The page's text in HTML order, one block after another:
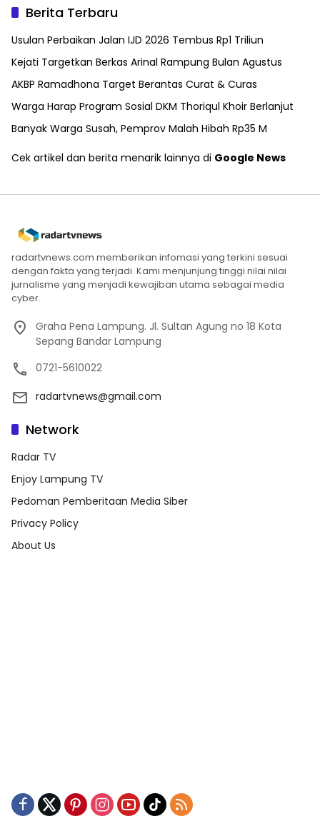
Berita Terbaru
Usulan Perbaikan Jalan IJD 2026 Tembus Rp1 Triliun
Kejati Targetkan Berkas Arinal Rampung Bulan Agustus
AKBP Ramadhona Target Berantas Curat & Curas
Warga Harap Program Sosial DKM Thoriqul Khoir Berlanjut
Banyak Warga Susah, Pemprov Malah Hibah Rp35 M
Cek artikel dan berita menarik lainnya di Google News
radartvnews.com memberikan infomasi yang terkini sesuai
dengan fakta yang terjadi. Kami menjunjung tinggi nilai nilai
jurnalisme yang menjadi kewajiban utama sebagai media
cyber.
Graha Pena Lampung. Jl. Sultan Agung no 18 Kota
Sepang Bandar Lampung
0721-5610022
radartvnews@gmail.com
Network
Radar TV
Enjoy Lampung TV
Pedoman Pemberitaan Media Siber
Privacy Policy
About Us